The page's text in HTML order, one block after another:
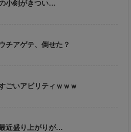
小剣がきつい…
チアゲテ、倒せた？
ごいアビリティｗｗｗ
近盛り上がりが…